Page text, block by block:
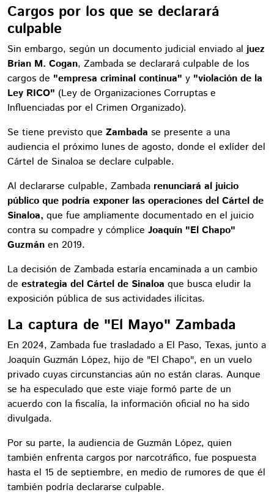
Cargos por los que se declarará
culpable
Sin embargo, según un documento judicial enviado al juez
Brian M. Cogan, Zambada se declarará culpable de los
cargos de "empresa criminal continua" y "violación de la
Ley RICO" (Ley de Organizaciones Corruptas e
Influenciadas por el Crimen Organizado).
Se tiene previsto que Zambada se presente a una
audiencia el próximo lunes de agosto, donde el exlíder del
Cártel de Sinaloa se declare culpable.
Al declararse culpable, Zambada renunciará al juicio
público que podría exponer las operaciones del Cártel de
Sinaloa, que fue ampliamente documentado en el juicio
contra su compadre y cómplice Joaquín "El Chapo"
Guzmán en 2019.
La decisión de Zambada estaría encaminada a un cambio
de estrategia del Cártel de Sinaloa que busca eludir la
exposición pública de sus actividades ilícitas.
La captura de "El Mayo" Zambada
En 2024, Zambada fue trasladado a El Paso, Texas, junto a
Joaquín Guzmán López, hijo de "El Chapo", en un vuelo
privado cuyas circunstancias aún no están claras. Aunque
se ha especulado que este viaje formó parte de un
acuerdo con la fiscalía, la información oficial no ha sido
divulgada.
Por su parte, la audiencia de Guzmán López, quien
también enfrenta cargos por narcotráfico, fue pospuesta
hasta el 15 de septiembre, en medio de rumores de que él
también podría declararse culpable.